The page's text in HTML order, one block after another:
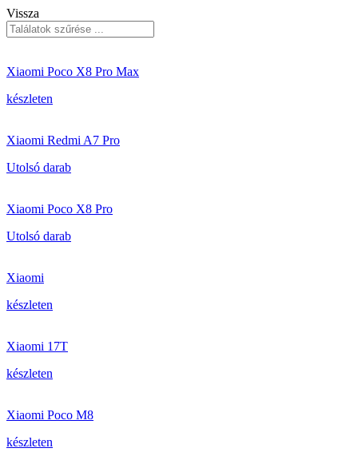
Vissza
Xiaomi Poco X8 Pro Max
készleten
Xiaomi Redmi A7 Pro
Utolsó darab
Xiaomi Poco X8 Pro
Utolsó darab
Xiaomi
készleten
Xiaomi 17T
készleten
Xiaomi Poco M8
készleten